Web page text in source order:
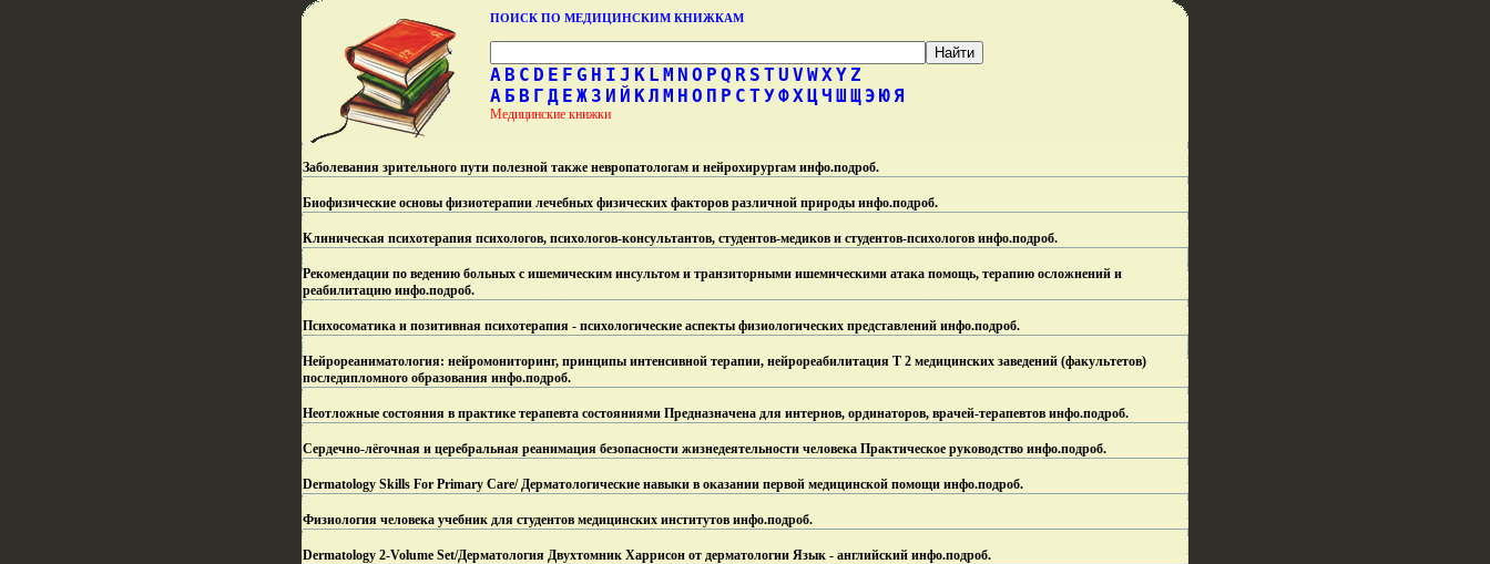
ПОИСК ПО МЕДИЦИНСКИМ КНИЖКАМ
A B C D E F G H I J K L M N O P Q R S T U V WXY Z
А Б В Г Д Е Ж З И Й КЛ М Н О П Р С Т УФХЦЧ Ш Щ Э ЮЯ
Медицинские книжки
Заболевания зрительного пути полезной также невропатологам и нейрохирургам инфо.подроб.
Биофизические основы физиотерапии лечебных физических факторов различной природы инфо.подроб.
Клиническая психотерапия психологов, психологов-консультантов, студентов-медиков и студентов-психологов инфо.подроб.
Рекомендации по ведению больных с ишемическим инсультом и транзиторными ишемическими атака помощь, терапию осложнений и
реабилитацию инфо.подроб.
Психосоматика и позитивная психотерапия - психологические аспекты физиологических представлений инфо.подроб.
Нейрореаниматология: нейромониторинг, принципы интенсивной терапии, нейрореабилитация Т 2 медицинских заведений (факультетов)
последипломноrо образования инфо.подроб.
Неотложные состояния в практике терапевта состояниями Предназначена для интернов, ординаторов, врачей-терапевтов инфо.подроб.
Сердечно-лёгочная и церебральная реанимация безопасности жизнедеятельности человека Практическое руководство инфо.подроб.
Dermatology Skills For Primary Care/ Дерматологические навыки в оказании первой медицинской помощи инфо.подроб.
Физиология человека учебник для студентов медицинских институтов инфо.подроб.
Dermatology 2-Volume Set/Дерматология Двухтомник Харрисон от дерматологии Язык - английский инфо.подроб.